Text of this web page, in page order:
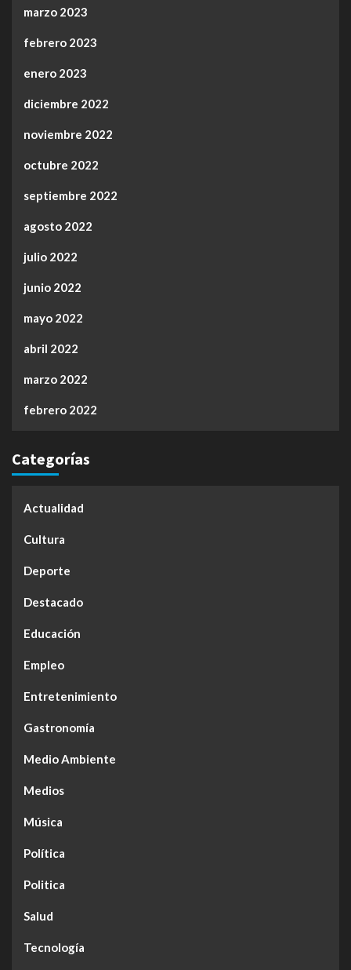
marzo 2023
febrero 2023
enero 2023
diciembre 2022
noviembre 2022
octubre 2022
septiembre 2022
agosto 2022
julio 2022
junio 2022
mayo 2022
abril 2022
marzo 2022
febrero 2022
Categorías
Actualidad
Cultura
Deporte
Destacado
Educación
Empleo
Entretenimiento
Gastronomía
Medio Ambiente
Medios
Música
Política
Politica
Salud
Tecnología